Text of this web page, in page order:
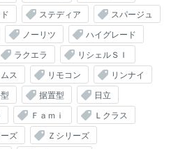
ステディア
スパージュ
ノーリツ
ハイグレード
ラクエラ
リシェルＳＩ
ス リモコン
リンナイ
据置型
日立
Ｆａｍｉ
Ｌクラス
ズ
Ｚシリーズ